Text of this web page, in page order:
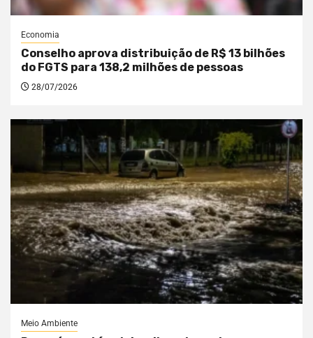
Economia
Conselho aprova distribuição de R$ 13 bilhões
do FGTS para 138,2 milhões de pessoas
28/07/2026
Meio Ambiente